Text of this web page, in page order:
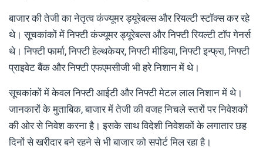
बाजार की तेजी का नेतृत्व कंज्यूमर ड्यूरेबल्स और रियल्टी स्टॉक्स कर रहे
थे। सूचकांकों में निफ्टी कंज्यूमर ड्यूरेबल्स और निफ्टी रियल्टी टॉप गेनर्स
थे। निफ्टी फार्मा, निफ्टी हेल्थकेयर, निफ्टी मीडिया, निफ्टी इन्फ्रा, निफ्टी
प्राइवेट बैंक और निफ्टी एफएमसीजी भी हरे निशान में थे।
सूचकांकों में केवल निफ्टी आईटी और निफ्टी मेटल लाल निशान में थे।
जानकारों के मुताबिक, बाजार में तेजी की वजह निचले स्तरों पर निवेशकों
की ओर से निवेश करना है। इसके साथ विदेशी निवेशकों के लगातार छह
दिनों से खरीदार बने रहने से भी बाजार को सपोर्ट मिल रहा है।